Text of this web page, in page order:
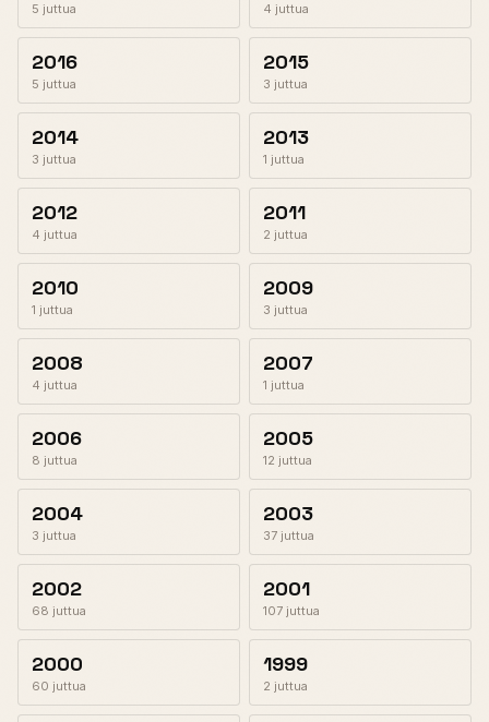
5 juttua 4 juttua
2016
5 juttua
2015
3 juttua
2014
3 juttua
2013
1 juttua
2012
4 juttua
2011
2 juttua
2010
1 juttua
2009
3 juttua
2008
4 juttua
2007
1 juttua
2006
8 juttua
2005
12 juttua
2004
3 juttua
2003
37 juttua
2002
68 juttua
2001
107 juttua
2000
60 juttua
1999
2 juttua